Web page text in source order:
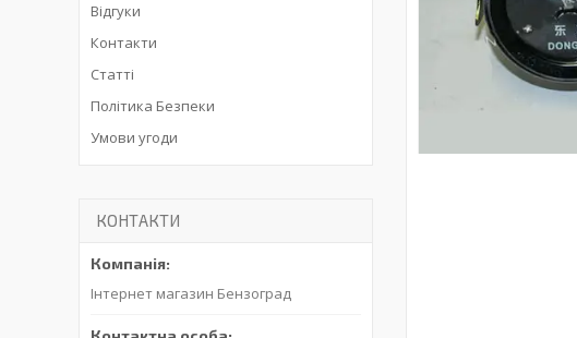
Відгуки
Контакти
Статті
Політика Безпеки
Умови угоди
КОНТАКТИ
Інтернет магазин Бензоград